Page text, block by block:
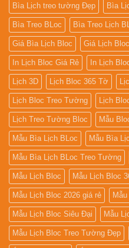
Bìa Lịch treo tường Đẹp Bìa
Bìa Treo BLoc Bìa Treo Lịch
Giá Bìa Lịch Bloc Giá Lịch
In Lịch Bloc Giá Rẻ In Lịch
Lịch 3D Lịch Bloc 365 Tờ
Lịch Bloc Treo Tường Lịch
Lịch Treo Tường Bloc Mẫu
Mẫu Bìa Lịch BLoc Mẫu Bìa
Mẫu Bìa Lịch BLoc Treo Tường
Mẫu Lịch Bloc Mẫu Lịch Bloc
Mẫu Lịch Bloc 2026 giá rẻ
Mẫu Lịch Bloc Siêu Đại Mẫu
Mẫu Lịch Bloc Treo Tường Đẹp